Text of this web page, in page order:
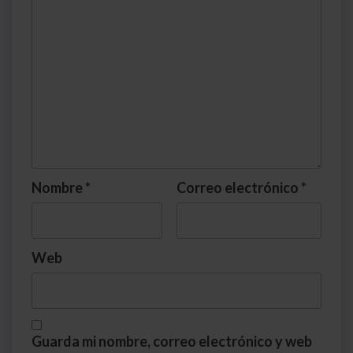
Nombre * Correo electrónico *
Web
Guarda mi nombre, correo electrónico y web